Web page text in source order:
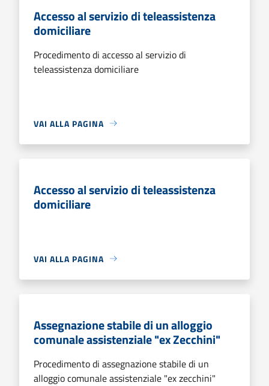
Accesso al servizio di teleassistenza
domiciliare
Procedimento di accesso al servizio di
teleassistenza domiciliare
VAI ALLA PAGINA
Accesso al servizio di teleassistenza
domiciliare
VAI ALLA PAGINA
Assegnazione stabile di un alloggio
comunale assistenziale "ex Zecchini"
Procedimento di assegnazione stabile di un
alloggio comunale assistenziale "ex zecchini"